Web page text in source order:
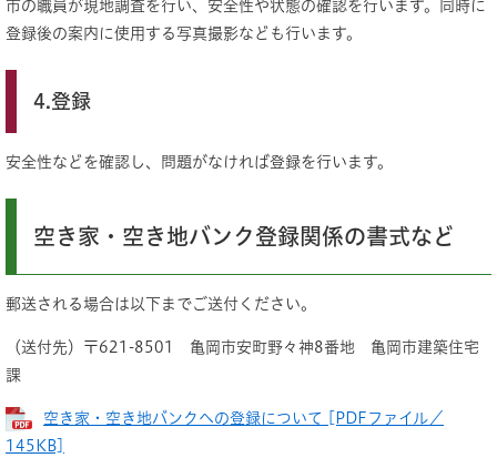
市の職員が現地調査を行い、安全性や状態の確認を行います。同時に
登録後の案内に使用する写真撮影なども行います。
4.登録
安全性などを確認し、問題がなければ登録を行います。
空き家・空き地バンク登録関係の書式など
郵送される場合は以下までご送付ください。
（送付先）〒621-8501 亀岡市安町野々神8番地 亀岡市建築住宅
課
空き家・空き地バンクへの登録について [PDFファイル／
145KB]